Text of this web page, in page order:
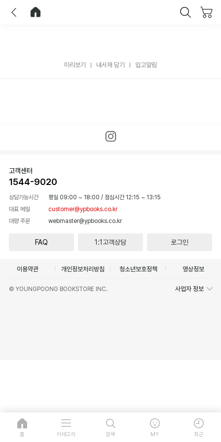
미리보기 내서재 담기 입고알림
고객센터
1544-9020
상담가능시간 평일 09:00 ~ 18:00 / 점심시간 12:15 ~ 13:15
대표 메일
customer@ypbooks.co.kr
대량 주문
webmaster@ypbooks.co.kr
FAQ 1:1고객상담 로그인
이용약관 개인정보처리방침 청소년보호정책 영상정보
© YOUNGPOONG BOOKSTORE INC. 사업자 정보
홈 카테고리 검색 MY 최근